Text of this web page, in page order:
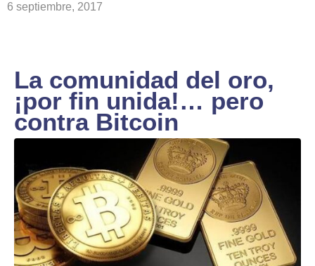
6 septiembre, 2017
La comunidad del oro,
¡por fin unida!… pero
contra Bitcoin